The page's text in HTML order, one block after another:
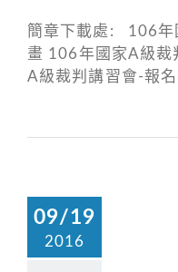
簡章下載處: 106年
畫 106年國家A級裁
A級裁判講習會-報
09/19
2016